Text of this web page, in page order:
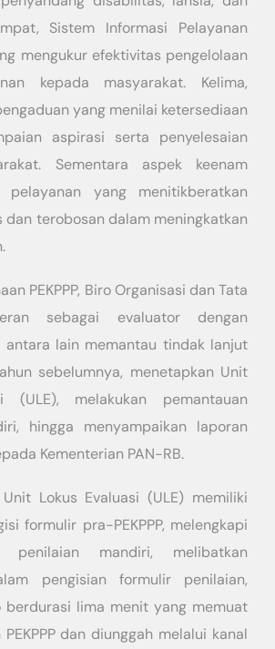
Sistem Informasi Pelayanan
mengukur efektivitas pengelolaan
kepada masyarakat. Kelima,
yang menilai ketersediaan
aspirasi serta penyelesaian
Sementara aspek keenam
pelayanan yang menitikberatkan
dan terobosan dalam meningkatkan
PEKPPP, Biro Organisasi dan Tata
sebagai evaluator dengan
antara lain memantau tindak lanjut
sebelumnya, menetapkan Unit
(ULE), melakukan pemantauan
hingga menyampaikan laporan
Kementerian PAN-RB.
Lokus Evaluasi (ULE) memiliki
formulir pra-PEKPPP, melengkapi
penilaian mandiri, melibatkan
pengisian formulir penilaian,
berdurasi lima menit yang memuat
dan diunggah melalui kanal